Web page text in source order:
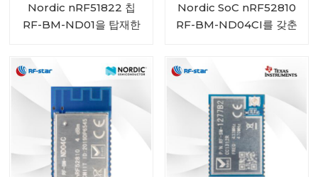
Nordic nRF51822 칩
RF-BM-ND01을 탑재한
Nordic SoC nRF52810
RF-BM-ND04CI를 갖춘